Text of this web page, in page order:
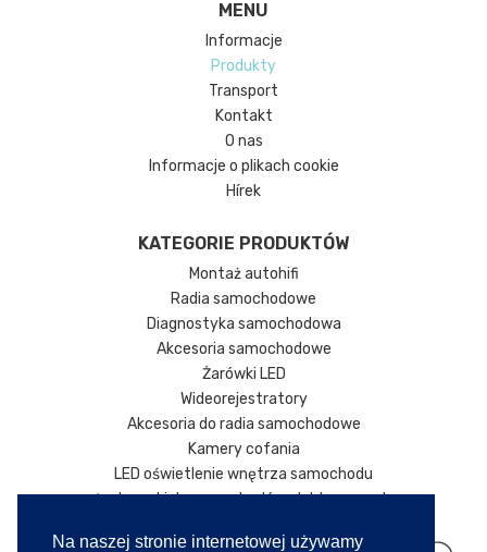
Na naszej stronie internetowej używamy
MENU
Informacje
Produkty
Transport
Kontakt
O nas
Informacje o plikach cookie
Hírek
KATEGORIE PRODUKTÓW
Montaż autohifi
Radia samochodowe
Diagnostyka samochodowa
Akcesoria samochodowe
Żarówki LED
Wideorejestratory
Akcesoria do radia samochodowe
Kamery cofania
LED oświetlenie wnętrza samochodu
Ładowarki do samochodów elektrycznych